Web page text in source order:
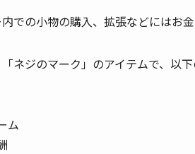
での小物の購入、拡張などにはお
ネジのマーク」のアイテムで、以
ム